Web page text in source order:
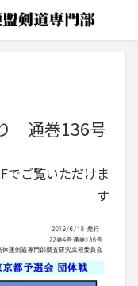
通巻136号
でご覧いただけま
す